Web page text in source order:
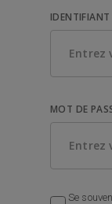
IDENTIFIANT
MOT DE
Se